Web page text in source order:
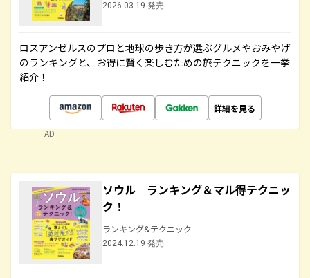
2026.03.19 発売
ロスアンゼルスのプロと地球の歩き方が選ぶグルメやおみやげ
のランキングと、お得に賢く楽しむための旅テクニックを一挙
紹介！
詳細を見る
AD
ソウル ランキング＆マル得テクニッ
ク！
ランキング&テクニック
2024.12.19 発売